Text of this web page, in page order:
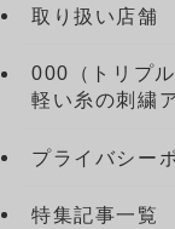
取り扱い店舗
000（トリプ
軽い糸の刺繍
プライバシー
特集記事一覧